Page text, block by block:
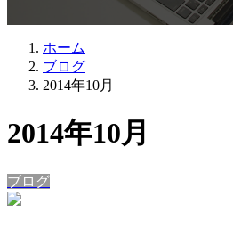
ホーム
ブログ
2014年10月
2014年10月
ブログ